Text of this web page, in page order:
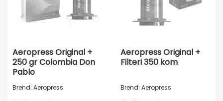
Aeropress Original +
250 gr Colombia Don
Pablo
Brend: Aeropress
Aeropress Original +
Filteri 350 kom
Brend: Aeropress